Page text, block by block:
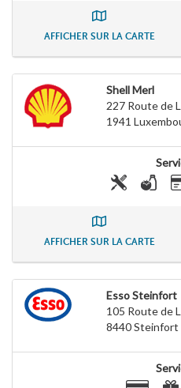
AFFICHER SUR LA CARTE
Shell Merl
227 Route de
1941
AFFICHER SUR LA CARTE
Esso Steinfort
105 Route de
8440Steinfort